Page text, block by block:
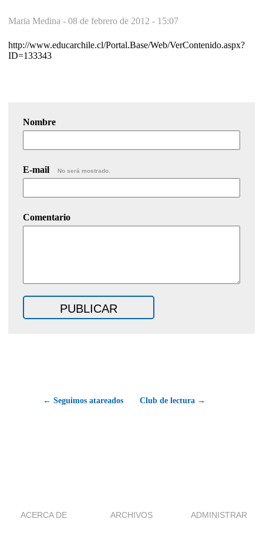
Maria Medina - 08 de febrero de 2012 - 15:07
http://www.educarchile.cl/Portal.Base/Web/VerContenido.aspx?
ID=133343
Nombre
E-mail No será mostrado.
Comentario
← Seguimos atareados Club de lectura →
ACERCA DE ARCHIVOS ADMINISTRAR